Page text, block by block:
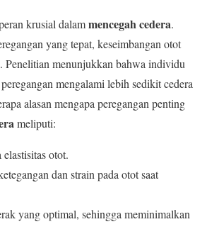
krusial dalammencegah cedera.
yang tepat, keseimbangan otot
Penelitian menunjukkan bahwa individu
mengalami lebih sedikit cedera
alasan mengapa peregangan penting
meliputi:
otot.
dan strain pada otot saat
yang optimal, sehingga meminimalkan